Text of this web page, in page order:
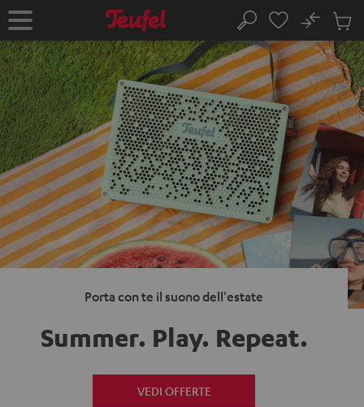
AL
Pagina
iniziale
Cerca
No
nel
Porta con te il suono dell'estate
Summer. Play. Repeat.
VEDI OFFERTE